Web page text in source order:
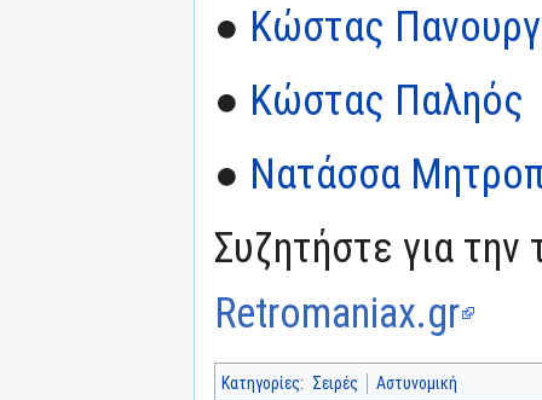
● Κώστας
● Κώστας Παληός
● Νατάσσα
Συζητήστε για την
Retromaniax.gr
Κατηγορίες: Σειρές Αστυνομική